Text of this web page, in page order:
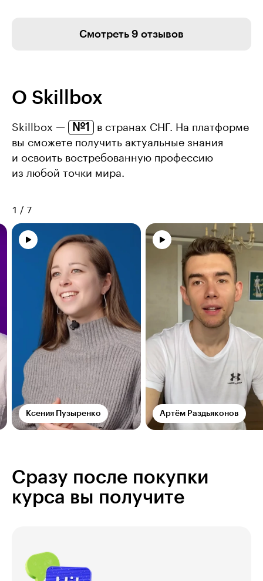
Смотреть 9 отзывов
О Skillbox
Skillbox — №1
в странах СНГ. На платформе
вы сможете получить актуальные знания
и освоить востребованную профессию
из любой точки мира.
1 / 7
Ксения Пузыренко Артём Раздьяконов
Сразу после покупки
курса вы получите